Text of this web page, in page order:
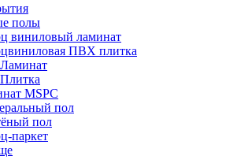
полы
виниловый ламинат
ПВХ плитка
MSPC
пол
пол
паркет